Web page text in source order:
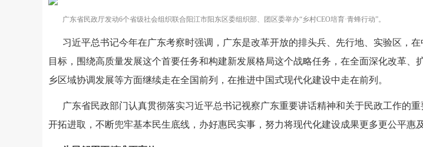
广东省民政厅发动6个省级社会组织联合阳江市阳东区委组织部、团区委举办“乡村CEO培育·青蜂行动”。
习近平总书记今年在广东考察时强调，广东是改革开放的排头兵、先行地、实验区，
目标，围绕高质量发展这个首要任务和构建新发展格局这个战略任务，在全面深化改革
乡区域协调发展等方面继续走在全国前列，在推进中国式现代化建设中走在前列。
广东省民政部门认真贯彻落实习近平总书记视察广东重要讲话精神和关于民政工作的
开拓进取，不断兜牢基本民生底线，办好惠民实事，努力将现代化建设成果更多更公平惠